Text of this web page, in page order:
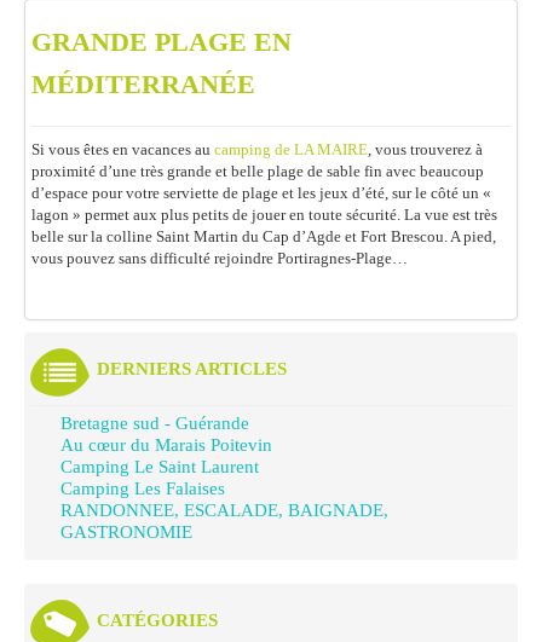
GRANDE PLAGE EN
MÉDITERRANÉE
Si vous êtes en vacances au camping de LA MAIRE, vous trouverez à
proximité d’une très grande et belle plage de sable fin avec beaucoup
d’espace pour votre serviette de plage et les jeux d’été, sur le côté un «
lagon » permet aux plus petits de jouer en toute sécurité. La vue est très
belle sur la colline Saint Martin du Cap d’Agde et Fort Brescou. A pied,
vous pouvez sans difficulté rejoindre Portiragnes-Plage…
DERNIERS ARTICLES
Bretagne sud - Guérande
Au cœur du Marais Poitevin
Camping Le Saint Laurent
Camping Les Falaises
RANDONNEE, ESCALADE, BAIGNADE,
GASTRONOMIE
CATÉGORIES